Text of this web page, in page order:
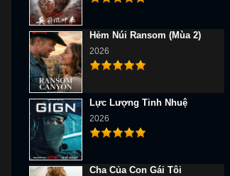
Hẻm Núi Ransom (Mùa 2)
2026
Lực Lượng Tinh Nhuệ
2026
Cha Của Con Gái Tôi